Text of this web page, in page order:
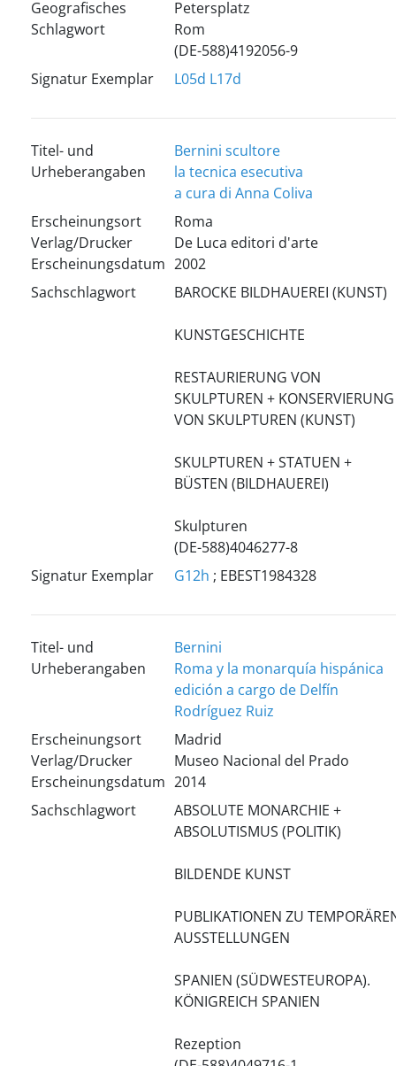
Geografisches
Schlagwort
Petersplatz
Rom
(DE-588)4192056-9
Signatur Exemplar
L05d L17d
Titel- und
Urheberangaben
Bernini scultore
la tecnica esecutiva
a cura di Anna Coliva
Erscheinungsort
Verlag/Drucker
Erscheinungsdatum
Roma
De Luca editori d'arte
2002
Sachschlagwort
BAROCKE BILDHAUEREI (KUNST)
KUNSTGESCHICHTE
RESTAURIERUNG VON
SKULPTUREN + KONSERVIERUNG
VON SKULPTUREN (KUNST)
SKULPTUREN + STATUEN +
BÜSTEN (BILDHAUEREI)
Skulpturen
(DE-588)4046277-8
Signatur Exemplar
G12h ; EBEST1984328
Titel- und
Urheberangaben
Bernini
Roma y la monarquía hispánica
edición a cargo de Delfín
Rodríguez Ruiz
Erscheinungsort
Verlag/Drucker
Erscheinungsdatum
Madrid
Museo Nacional del Prado
2014
Sachschlagwort
ABSOLUTE MONARCHIE +
ABSOLUTISMUS (POLITIK)
BILDENDE KUNST
PUBLIKATIONEN ZU
AUSSTELLUNGEN
SPANIEN (SÜDWESTEUROPA).
KÖNIGREICH SPANIEN
Rezeption